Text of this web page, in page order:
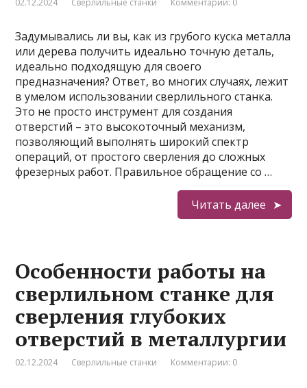
02.12.2024 Сверлильные станки Комментарии: 0
Задумывались ли вы, как из грубого куска металла
или дерева получить идеально точную деталь,
идеально подходящую для своего
предназначения? Ответ, во многих случаях, лежит
в умелом использовании сверлильного станка.
Это не просто инструмент для создания
отверстий – это высокоточный механизм,
позволяющий выполнять широкий спектр
операций, от простого сверления до сложных
фрезерных работ. Правильное обращение со …
Читать далее
Особенности работы на
сверлильном станке для
сверления глубоких
отверстий в металлургии
02.12.2024 Сверлильные станки Комментарии: 0